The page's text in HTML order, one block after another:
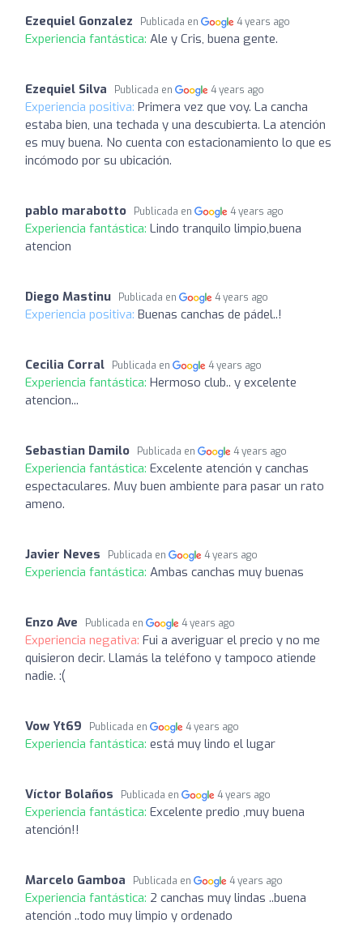
Ezequiel Gonzalez Publicada en 4 years ago
Experiencia fantástica: Ale y Cris, buena gente.
Ezequiel Silva Publicada en 4 years ago
Experiencia positiva: Primera vez que voy. La cancha
estaba bien, una techada y una descubierta. La atención
es muy buena. No cuenta con estacionamiento lo que es
incómodo por su ubicación.
pablo marabotto Publicada en 4 years ago
Experiencia fantástica: Lindo tranquilo limpio,buena
atencion
Diego Mastinu Publicada en 4 years ago
Experiencia positiva: Buenas canchas de pádel..!
Cecilia Corral Publicada en 4 years ago
Experiencia fantástica: Hermoso club.. y excelente
atencion...
Sebastian Damilo Publicada en 4 years ago
Experiencia fantástica: Excelente atención y canchas
espectaculares. Muy buen ambiente para pasar un rato
ameno.
Javier Neves Publicada en 4 years ago
Experiencia fantástica: Ambas canchas muy buenas
Enzo Ave Publicada en 4 years ago
Experiencia negativa: Fui a averiguar el precio y no me
quisieron decir. Llamás la teléfono y tampoco atiende
nadie. :(
Vow Yt69 Publicada en 4 years ago
Experiencia fantástica: está muy lindo el lugar
Víctor Bolaños Publicada en 4 years ago
Experiencia fantástica: Excelente predio ,muy buena
atención!!
Marcelo Gamboa Publicada en 4 years ago
Experiencia fantástica: 2 canchas muy lindas ..buena
atención ..todo muy limpio y ordenado